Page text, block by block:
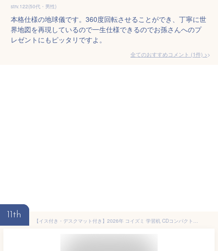
strv.122(50代・男性)
本格仕様の地球儀です。360度回転させることができ、丁寧に世
界地図を再現しているので一生仕様できるのでお孫さんへのプ
レゼントにもピッタリですよ。
全てのおすすめコメント (1件) >
11th
【イス付き・デスクマット付き】2026年 コイズミ 学習机 CDコンパクト チェアセット ボーイズカラーCDR-994 NS NS CDR-995 NS NB CDR-996 BK NB※LEDライト付きキッズ 学習 デスク 子供部屋